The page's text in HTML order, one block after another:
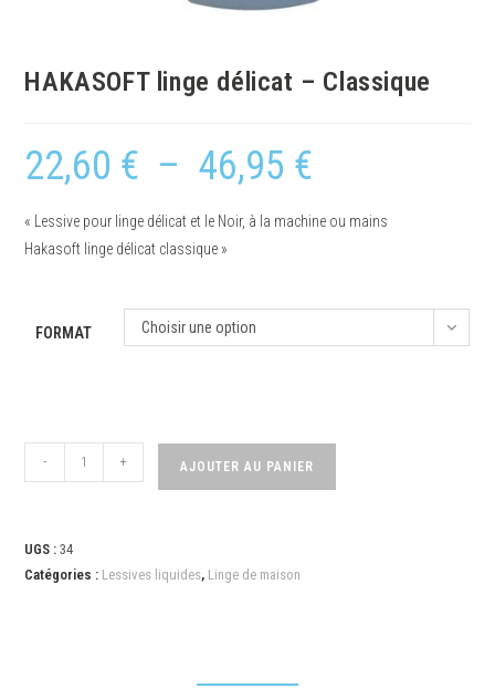
HAKASOFT linge délicat – Classique
22,60 € – 46,95 €
« Lessive pour linge délicat et le Noir, à la machine ou mains
Hakasoft linge délicat classique »
FORMAT Choisir une option
- + AJOUTER AU PANIER
UGS :34
Catégories : Lessives liquides, Linge de maison